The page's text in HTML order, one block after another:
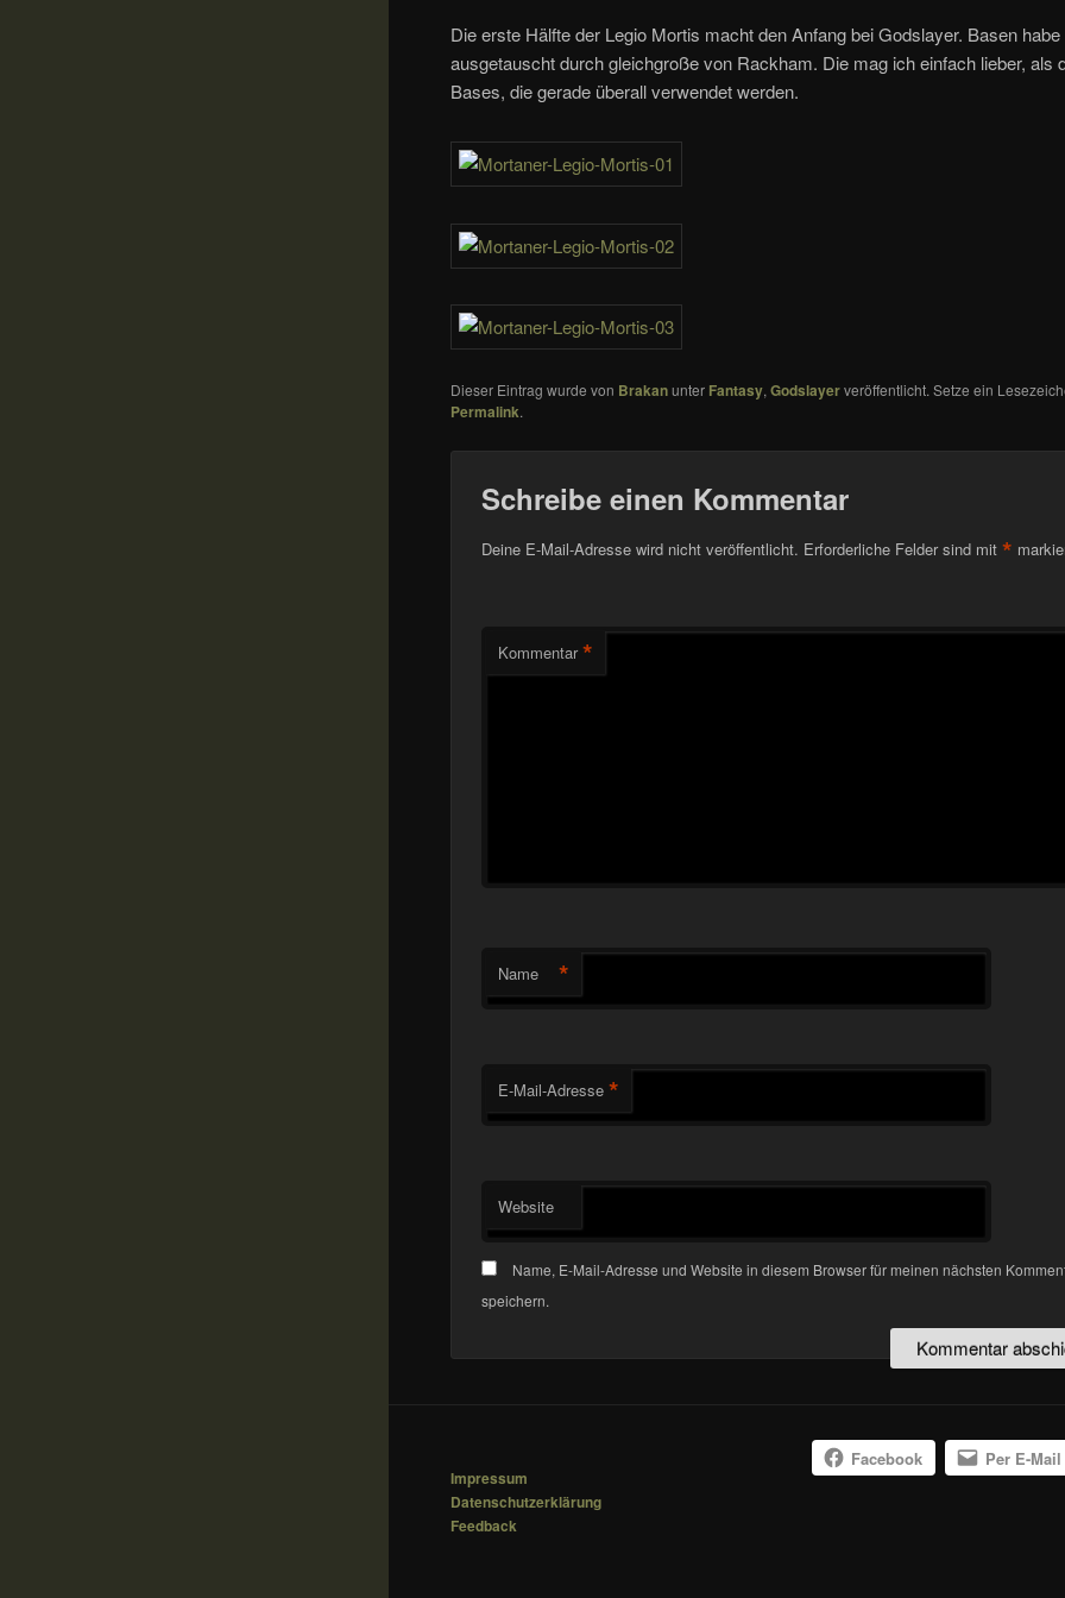
Die erste Hälfte der Legio Mortis macht den Anfang bei Godslayer. Basen
ausgetauscht durch gleichgroße von Rackham. Die mag ich einfach lieber, als
Bases, die gerade überall verwendet werden.
Dieser Eintrag wurde von Brakanunter Fantasy,Godslayerveröffentlicht. Setze ein
Permalink.
Schreibe einen Kommentar
Deine E-Mail-Adresse wird nicht veröffentlicht. Erforderliche Felder sind mit *
Kommentar *
Name *
E-Mail-Adresse *
Website
Name, E-Mail-Adresse und Website in diesem Browser für meinen nächsten
speichern.
Impressum
Datenschutzerklärung
Feedback
Facebook Per E-